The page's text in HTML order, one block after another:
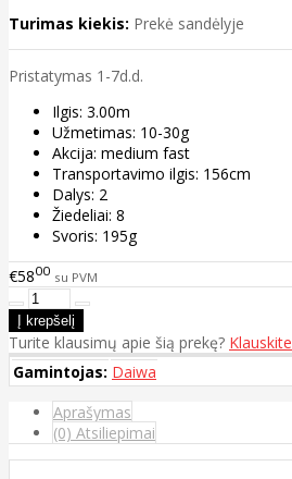
Turimas kiekis: Prekė sandėlyje
Pristatymas 1-7d.d.
Ilgis: 3.00m
Užmetimas: 10-30g
Akcija: medium fast
Transportavimo ilgis: 156cm
Dalys: 2
Žiedeliai: 8
Svoris: 195g
€5800 su PVM
Turite klausimų apie šią prekę? Klauskite
Gamintojas: Daiwa
Aprašymas
(0) Atsiliepimai